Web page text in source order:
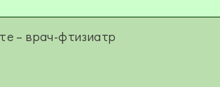
–врач-фтизиатр